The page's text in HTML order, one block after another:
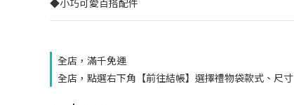
◆小巧可愛百搭配件
全店，滿千免運
全店，點選右下角【前往結帳】選擇禮物袋款式、尺寸